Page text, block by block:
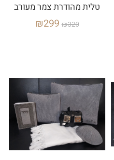
טלית מהודרת צמר מעורב
₪320
₪299